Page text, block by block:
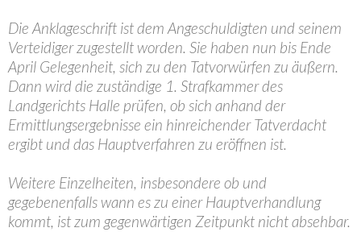
Die Anklageschrift ist dem Angeschuldigten und seinem
Verteidiger zugestellt worden. Sie haben nun bis Ende
April Gelegenheit, sich zu den Tatvorwürfen zu äußern.
Dann wird die zuständige 1. Strafkammer des
Landgerichts Halle prüfen, ob sich anhand der
Ermittlungsergebnisse ein hinreichender Tatverdacht
ergibt und das Hauptverfahren zu eröffnen ist.
Weitere Einzelheiten, insbesondere ob und
gegebenenfalls wann es zu einer Hauptverhandlung
kommt, ist zum gegenwärtigen Zeitpunkt nicht absehbar.